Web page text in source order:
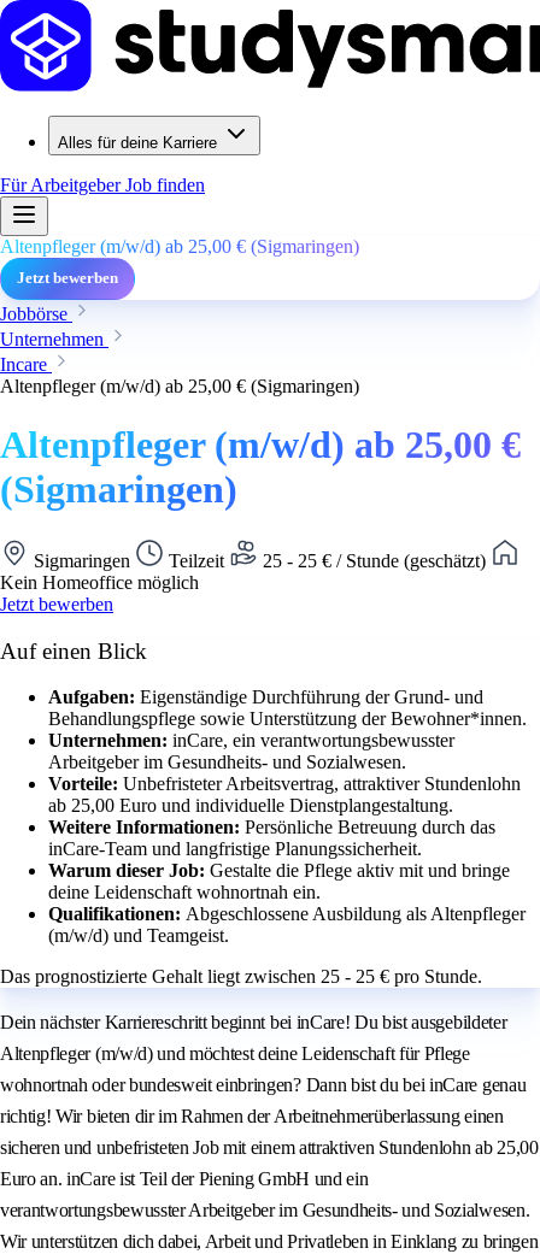
Alles für deine Karriere
Für ArbeitgeberJob finden
Altenpfleger (m/w/d) ab 25,00 € (Sigmaringen)
Jetzt bewerben
Jobbörse
Unternehmen
Incare
Altenpfleger (m/w/d) ab 25,00 € (Sigmaringen)
Altenpfleger (m/w/d) ab 25,00 €
(Sigmaringen)
Sigmaringen Teilzeit
25 - 25 € / Stunde (geschätzt)
Kein Homeoffice möglich
Jetzt bewerben
Auf einen Blick
Aufgaben: Eigenständige Durchführung der Grund- und
Behandlungspflege sowie Unterstützung der Bewohner*innen.
Unternehmen: inCare, ein verantwortungsbewusster
Arbeitgeber im Gesundheits- und Sozialwesen.
Vorteile: Unbefristeter Arbeitsvertrag, attraktiver Stundenlohn
ab 25,00 Euro und individuelle Dienstplangestaltung.
Weitere Informationen: Persönliche Betreuung durch das
inCare-Team und langfristige Planungssicherheit.
Warum dieser Job: Gestalte die Pflege aktiv mit und bringe
deine Leidenschaft wohnortnah ein.
Qualifikationen: Abgeschlossene Ausbildung als Altenpfleger
(m/w/d) und Teamgeist.
Das prognostizierte Gehalt liegt zwischen 25 - 25 € pro Stunde.
Dein nächster Karriereschritt beginnt bei inCare! Du bist ausgebildeter
Altenpfleger (m/w/d) und möchtest deine Leidenschaft für Pflege
wohnortnah oder bundesweit einbringen? Dann bist du bei inCare genau
richtig! Wir bieten dir im Rahmen der Arbeitnehmerüberlassung einen
sicheren und unbefristeten Job mit einem attraktiven Stundenlohn ab 25,00
Euro an. inCare ist Teil der Piening GmbH und ein
verantwortungsbewusster Arbeitgeber im Gesundheits- und Sozialwesen.
Wir unterstützen dich dabei, Arbeit und Privatleben in Einklang zu bringen